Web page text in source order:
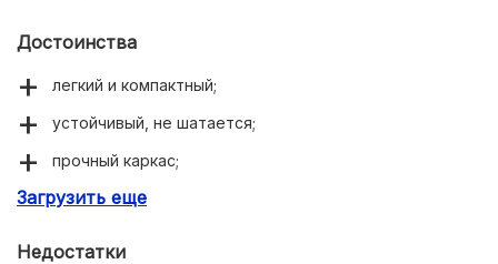
Достоинства
легкий и компактный;
устойчивый, не шатается;
прочный каркас;
мягкий наполнитель и покрытие;
Загрузить еще
Недостатки